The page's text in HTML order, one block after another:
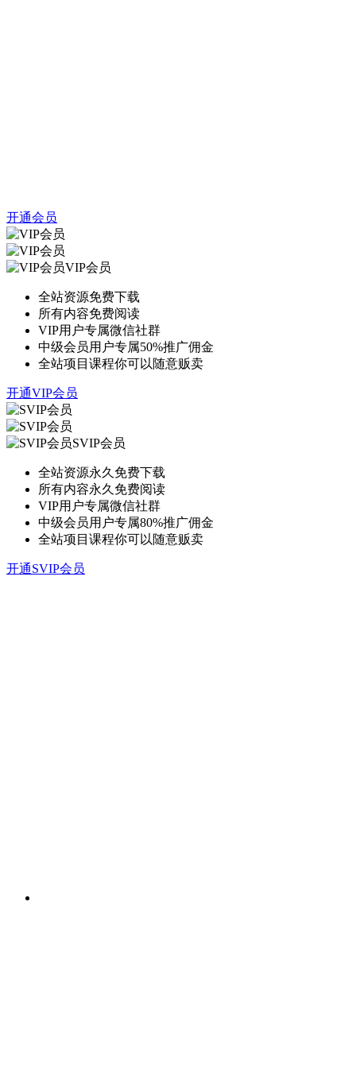
开通会员
VIP会员
全站资源免费下载
所有内容免费阅读
VIP用户专属微信社群
中级会员用户专属50%推广佣金
全站项目课程你可以随意贩卖
开通VIP会员
SVIP会员
全站资源永久免费下载
所有内容永久免费阅读
VIP用户专属微信社群
中级会员用户专属80%推广佣金
全站项目课程你可以随意贩卖
开通SVIP会员